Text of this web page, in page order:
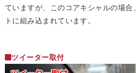
ていますが、このコアキシャルの場合
トに組み込まれています。
ツイーター取付